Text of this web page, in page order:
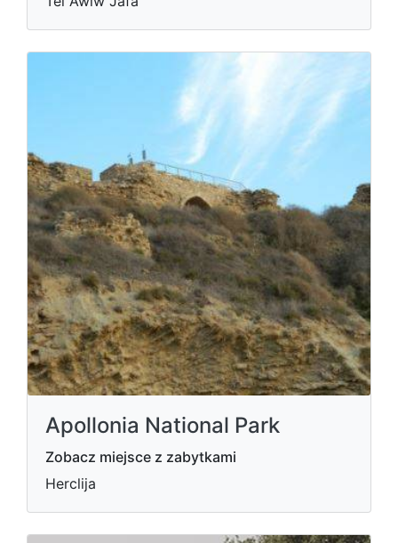
Apollonia National Park
Zobacz miejsce z zabytkami
Herclija